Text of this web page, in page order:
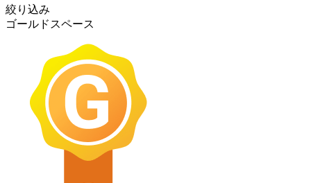
絞り込み
ゴールドスペース